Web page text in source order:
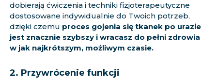
dobierają ćwiczenia i techniki fizjoterapeutyczne
dostosowane indywidualnie do Twoich potrzeb,
dzięki czemu proces gojenia się tkanek po urazie
jest znacznie szybszy i wracasz do pełni zdrowia
w jak najkrótszym, możliwym czasie.
2. Przywrócenie funkcji